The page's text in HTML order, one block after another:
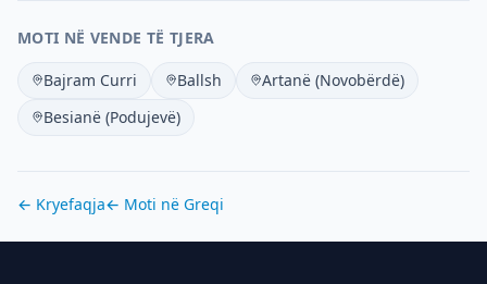
MOTI NË VENDE TË TJERA
Bajram Curri Ballsh
Artanë (Novobërdë)
Besianë (Podujevë)
← Kryefaqja← Moti në Greqi